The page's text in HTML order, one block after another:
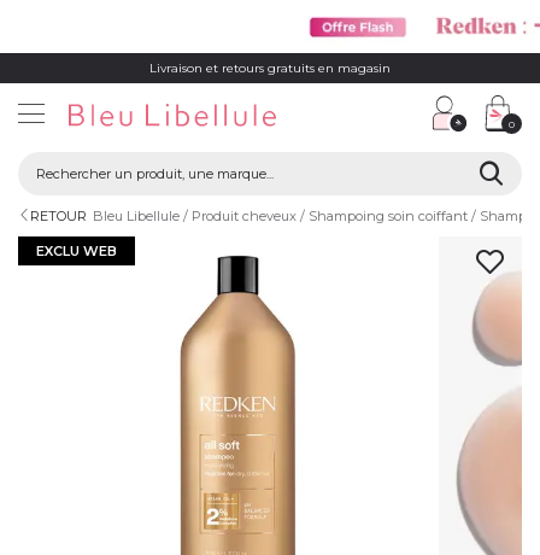
Livraison et retours gratuits en magasin
0
RETOUR Bleu Libellule Produit cheveux Shampoing soin coiffant
EXCLU WEB